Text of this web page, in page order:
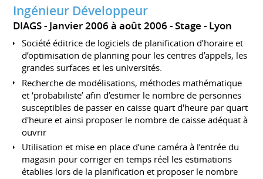
Ingénieur Développeur
DIAGS Janvier 2006 à août 2006 Stage Lyon
Société éditrice de logiciels de planification d’horaire et
d’optimisation de planning pour les centres d’appels, les
grandes surfaces et les universités.
Recherche de modélisations, méthodes mathématique
et ‘probabiliste’ afin d’estimer le nombre de personnes
susceptibles de passer en caisse quart d'heure par quart
d'heure et ainsi proposer le nombre de caisse adéquat à
ouvrir
Utilisation et mise en place d’une caméra à l’entrée du
magasin pour corriger en temps réel les estimations
établies lors de la planification et proposer le nombre